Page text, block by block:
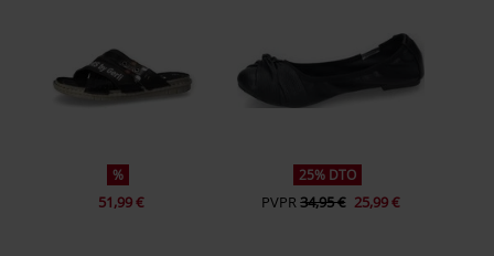
%
51,99 €
25% DTO
PVPR34,95 € 25,99 €